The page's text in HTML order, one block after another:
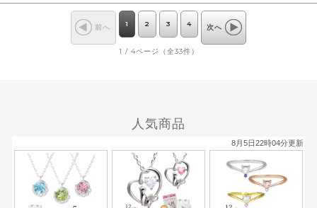
前へ 1 2 3 4 次へ
1 / 4ページ（全33件）
人気商品